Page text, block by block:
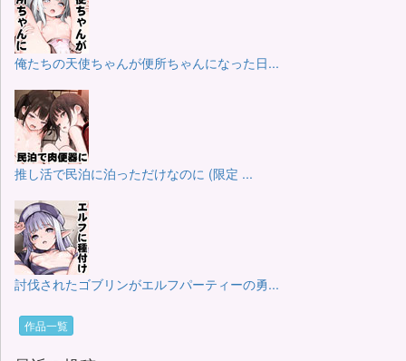
俺たちの天使ちゃんが便所ちゃんになった日...
推し活で民泊に泊っただけなのに (限定 ...
討伐されたゴブリンがエルフパーティーの勇...
作品一覧